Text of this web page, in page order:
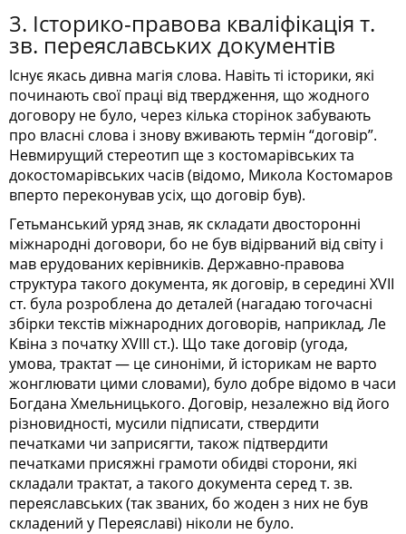
3. Історико-правова кваліфікація т.
зв. переяславських документів
Існує якась дивна магія слова. Навіть ті історики, які
починають свої праці від твердження, що жодного
договору не було, через кілька сторінок забувають
про власні слова і знову вживають термін “договір”.
Невмирущий стереотип ще з костомарівських та
докостомарівських часів (відомо, Микола Костомаров
вперто переконував усіх, що договір був).
Гетьманський уряд знав, як складати двосторонні
міжнародні договори, бо не був відірваний від світу і
мав ерудованих керівників. Державно-правова
структура такого документа, як договір, в середині ХVII
ст. була розроблена до деталей (нагадаю тогочасні
збірки текстів міжнародних договорів, наприклад, Ле
Квіна з початку ХVIII ст.). Що таке договір (угода,
умова, трактат — це синоніми, й історикам не варто
жонглювати цими словами), було добре відомо в часи
Богдана Хмельницького. Договір, незалежно від його
різновидності, мусили підписати, ствердити
печатками чи заприсягти, також підтвердити
печатками присяжні грамоти обидві сторони, які
складали трактат, а такого документа серед т. зв.
переяславських (так званих, бо жоден з них не був
складений у Переяславі) ніколи не було.